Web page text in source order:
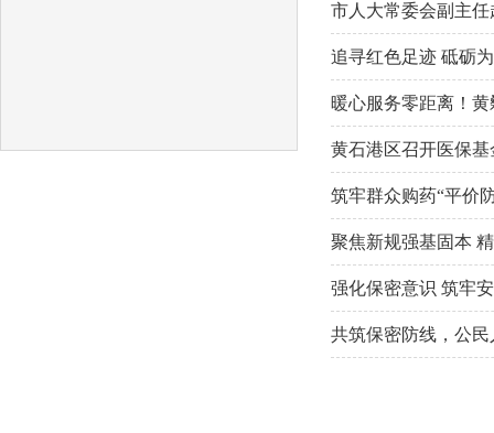
市人大常委会副主
追寻红色足迹 砥砺
暖心服务零距离！
黄石港区召开医保
筑牢群众购药“平价
聚焦新规强基固本
强化保密意识 筑牢
共筑保密防线，公民